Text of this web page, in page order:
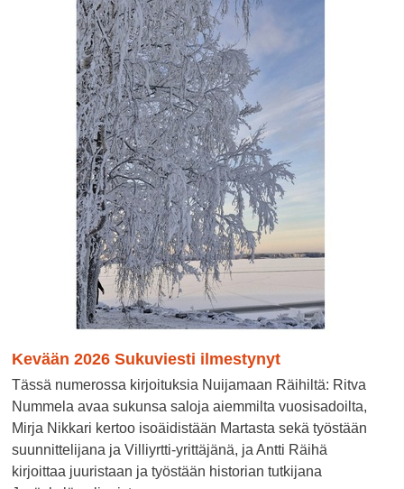
Kevään 2026 Sukuviesti ilmestynyt
Tässä numerossa kirjoituksia Nuijamaan Räihiltä: Ritva
Nummela avaa sukunsa saloja aiemmilta vuosisadoilta,
Mirja Nikkari kertoo isoäidistään Martasta sekä työstään
suunnittelijana ja Villiyrtti-yrittäjänä, ja Antti Räihä
kirjoittaa juuristaan ja työstään historian tutkijana